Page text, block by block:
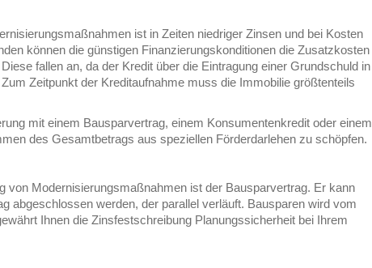
ist in Zeiten niedriger Zinsen und bei Kosten
können die günstigen Finanzierungskonditionen die Zusatzkosten
fallen an, da der Kredit über die Eintragung einer Grundschuld in
Zeitpunkt der Kreditaufnahme muss die Immobilie größtenteils
mit einem Bausparvertrag, einem Konsumentenkredit oder einem
des Gesamtbetrags aus speziellen Förderdarlehen zu schöpfen.
von Modernisierungsmaßnahmen ist der Bausparvertrag. Er kann
abgeschlossen werden, der parallel verläuft. Bausparen wird vom
Ihnen die Zinsfestschreibung Planungssicherheit bei Ihrem